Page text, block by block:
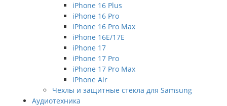
iPhone 16 Plus
iPhone 16 Pro
iPhone 16 Pro Max
iPhone 16E/17E
iPhone 17
iPhone 17 Pro
iPhone 17 Pro Max
iPhone Air
Чехлы и защитные стекла для Samsung
Аудиотехника